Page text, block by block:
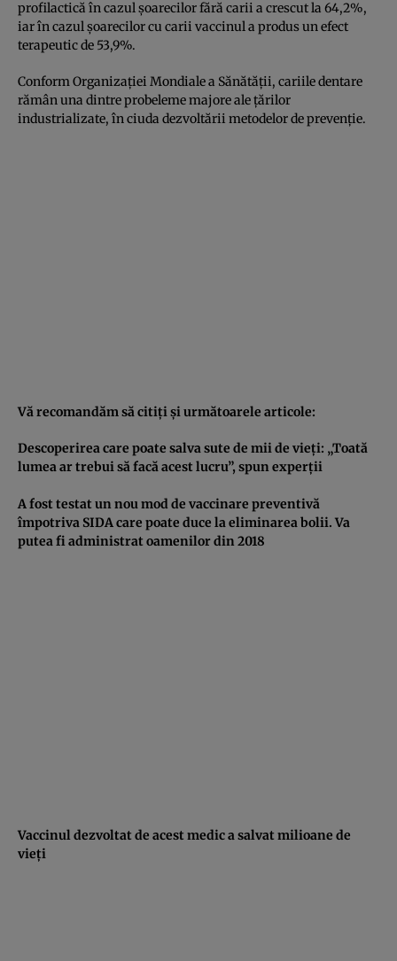
profilactică în cazul şoarecilor fără carii a crescut la 64,2%,
iar în cazul şoarecilor cu carii vaccinul a produs un efect
terapeutic de 53,9%.
Conform Organizaţiei Mondiale a Sănătăţii, cariile dentare
rămân una dintre probeleme majore ale ţărilor
industrializate, în ciuda dezvoltării metodelor de prevenţie.
Vă recomandăm să citiţi şi următoarele articole:
Descoperirea care poate salva sute de mii de vieţi: „Toată
lumea ar trebui să facă acest lucru”, spun experţii
A fost testat un nou mod de vaccinare preventivă
împotriva SIDA care poate duce la eliminarea bolii. Va
putea fi administrat oamenilor din 2018
Vaccinul dezvoltat de acest medic a salvat milioane de
vieţi